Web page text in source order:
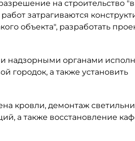
на строительство "в
затрагиваются
объекта", разработать
надзорными органами
городок, а также установить
кровли, демонтаж
а также восстановление